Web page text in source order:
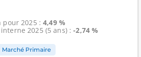
pour 2025 :4,49 %
interne2025 (5 ans) :-2,74 %
Marché Primaire